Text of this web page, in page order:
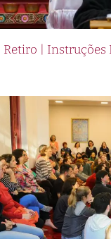
Retiro | Instruções